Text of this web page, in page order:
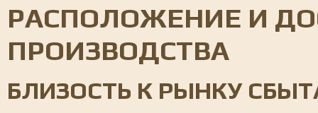
РАСПОЛОЖЕНИЕ И
ПРОИЗВОДСТВА
БЛИЗОСТЬ К РЫНКУ